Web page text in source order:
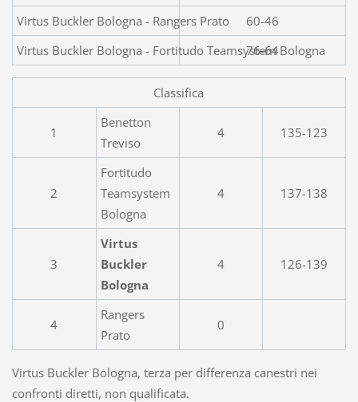
Virtus Buckler Bologna - Rangers Prato
60-46
Virtus Buckler Bologna - Fortitudo Teamsystem Bologna
76-64
Classifica
1
Benetton
Treviso
4 135-123
2
Fortitudo
Teamsystem
Bologna
4 137-138
3
Virtus
Buckler
Bologna
4 126-139
4
Rangers
Prato
0
Virtus Buckler Bologna, terza per differenza canestri nei
confronti diretti, non qualificata.